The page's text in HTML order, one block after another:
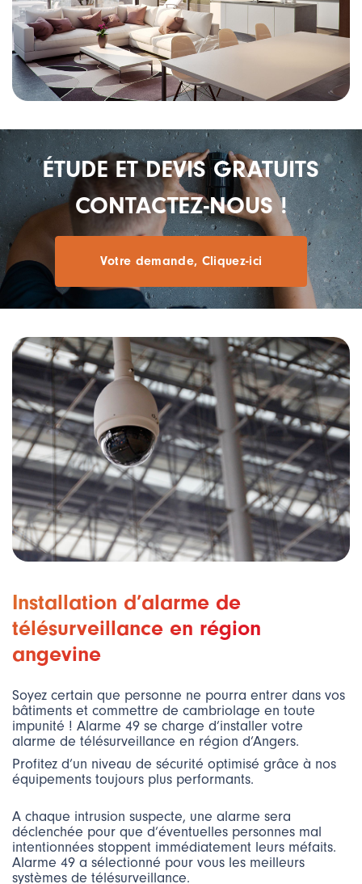
ÉTUDE ET DEVIS GRATUITS
CONTACTEZ-NOUS !
Votre demande, Cliquez-ici
Installation d’alarme de
télésurveillance en région
angevine
Soyez certain que personne ne pourra entrer dans vos
bâtiments et commettre de cambriolage en toute
impunité ! Alarme 49 se charge d’installer votre
alarme de télésurveillance en région d’Angers.
Profitez d’un niveau de sécurité optimisé grâce à nos
équipements toujours plus performants.
A chaque intrusion suspecte, une alarme sera
déclenchée pour que d’éventuelles personnes mal
intentionnées stoppent immédiatement leurs méfaits.
Alarme 49 a sélectionné pour vous les meilleurs
systèmes de télésurveillance.